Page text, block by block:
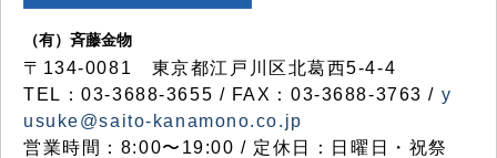
（有）斉藤金物
〒134-0081 東京都江戸川区北葛西5-4-4
TEL：03-3688-3655 / FAX：03-3688-3763 / y
usuke@saito-kanamono.co.jp
営業時間：8:00〜19:00 / 定休日：日曜日・祝祭